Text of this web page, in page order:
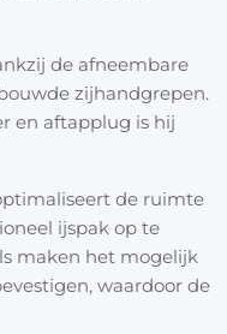
de afneembare
zijhandgrepen.
en aftapplug is hij
de ruimte
ijspak op te
maken het mogelijk
waardoor de